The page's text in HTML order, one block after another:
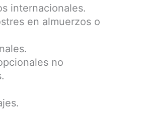
internacionales.
en almuerzos o
no